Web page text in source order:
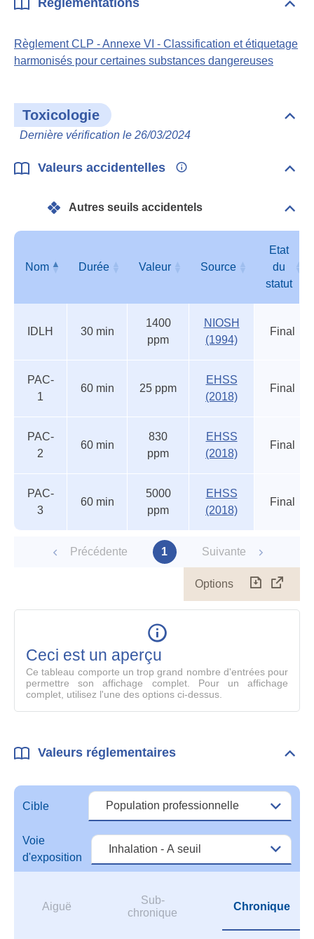
Règlementations
Règlement CLP - Annexe VI - Classification et étiquetage
harmonisés pour certaines substances dangereuses
Toxicologie
Dernière vérification le 26/03/2024
Valeurs accidentelles
Autres seuils accidentels
seuils
Nom Durée Valeur Source
Etat
du
statut
du
IDLH 30 min
1400
ppm
NIOSH
(1994)
Final
PAC-
1
60 min 25 ppm
EHSS
(2018)
Final
PAC-
2
60 min
830
ppm
EHSS
(2018)
Final
PAC-
3
60 min
5000
ppm
EHSS
(2018)
Final
Précédente 1 Suivante
Options
le
Ceci est un aperçu
Ce tableau comporte un trop grand nombre d'entrées pour
permettre son affichage complet. Pour un affichage
complet, utilisez l'une des options ci-dessus.
Valeurs réglementaires
Cible
Voie
d'exposition
Aiguë
Sub-
chronique
Chronique